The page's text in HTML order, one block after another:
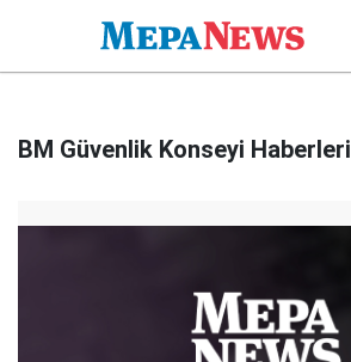
BM Güvenlik Konseyi Haberleri